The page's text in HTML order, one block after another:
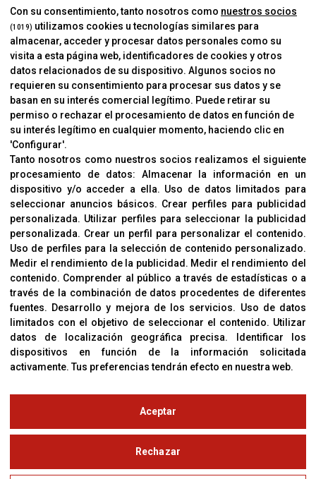
INFORMACIÓN
Contacto
Cambios Y Devoluciones
CORVER
Aviso Legal
Sobre Nosotros
Cookies
Política De Privacidad
OFICINAS
C/ Coneixement 5, 08850
CONTACTO
T. (+34) 93 638 38 60
Email: corver@corver.es
© Copyright 2019
Con su consentimiento, tanto nosotros como nuestros socios
(1019) utilizamos cookies u tecnologías similares para
almacenar, acceder y procesar datos personales como su
visita a esta página web, identificadores de cookies y otros
datos relacionados de su dispositivo. Algunos socios no
requieren su consentimiento para procesar sus datos y se
basan en su interés comercial legítimo. Puede retirar su
permiso o rechazar el procesamiento de datos en función de
su interés legítimo en cualquier momento, haciendo clic en
'Configurar'.
Tanto nosotros como nuestros socios realizamos el siguiente
procesamiento de datos: Almacenar la información en un
dispositivo y/o acceder a ella. Uso de datos limitados para
seleccionar anuncios básicos. Crear perfiles para publicidad
personalizada. Utilizar perfiles para seleccionar la publicidad
personalizada. Crear un perfil para personalizar el contenido.
Uso de perfiles para la selección de contenido personalizado.
Medir el rendimiento de la publicidad . Medir el rendimiento del
contenido. Comprender al público a través de estadísticas o a
través de la combinación de datos procedentes de diferentes
fuentes. Desarrollo y mejora de los servicios. Uso de datos
limitados con el objetivo de seleccionar el contenido. Utilizar
datos de localización geográfica precisa.
Identificar los
dispositivos en función de la información solicitada
activamente.Tus preferencias tendrán efecto en nuestra web.
Rechazar
Aceptar
Aviso Legal